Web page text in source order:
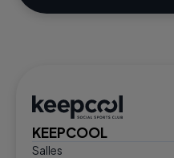
KEEPCOOL
Salles